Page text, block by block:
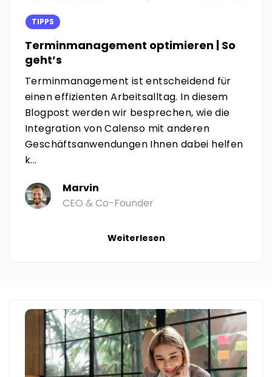
TIPPS
Terminmanagement optimieren | So
geht’s
Terminmanagement ist entscheidend für
einen effizienten Arbeitsalltag. In diesem
Blogpost werden wir besprechen, wie die
Integration von Calenso mit anderen
Geschäftsanwendungen Ihnen dabei helfen
k...
Marvin
CEO & Co-Founder
Weiterlesen